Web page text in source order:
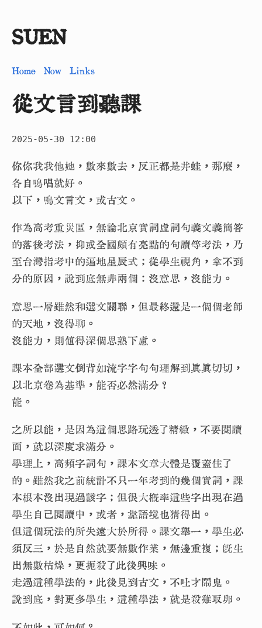
SUEN
Home Now Links
從文言到聽課
2025-05-30 12:00
你你我我他她，數來數去，反正都是井蛙，那麼，
各自鳴唱就好。
以下，鳴文言文，或古文。
作為高考重災區，無論北京實詞虛詞句義文義簡答
的落後考法，抑或全國頗有亮點的句讀等考法，乃
至台灣指考中的遍地星辰式；從學生視角，拿不到
分的原因，說到底無非兩個：沒意思，沒能力。
意思一層雖然和選文關聯，但最終還是一個個老師
的天地，沒得聊。
沒能力，則值得深個思熟下慮。
課本全部選文倒背如流字字句句理解到真真切切，
以北京卷為基準，能否必然滿分？
能。
之所以能，是因為這個思路玩透了精緻，不要閱讀
面，就以深度求滿分。
學理上，高頻字詞句，課本文章大體是覆蓋住了
的。雖然我之前統計不只一年考到的幾個實詞，課
本根本沒出現過該字；但很大概率這些字出現在過
學生自己閱讀中，或者，靠語境也猜得出。
但這個玩法的所失遠大於所得。課文舉一，學生必
須反三，於是自然就要無數作業，無邊重複；既生
出無數枯燥，更扼殺了此後興味。
走過這種學法的，此後見到古文，不吐才鬧鬼。
說到底，對更多學生，這種學法，就是殺雞取卵。